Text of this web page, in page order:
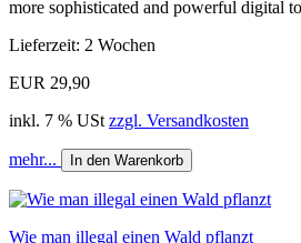
more sophisticated and powerful digital
Lieferzeit: 2 Wochen
EUR 29,90
inkl. 7 % USt zzgl. Versandkosten
mehr... In den Warenkorb
Wie man illegal einen Wald pflanzt